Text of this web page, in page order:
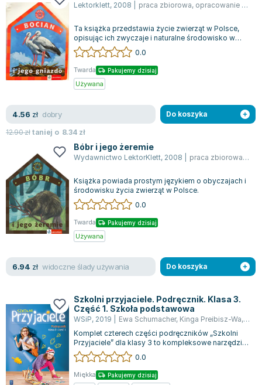
Lektorklett, 2008 praca zbiorowa, opracowanie zbiorowe
Ta książka przedstawia życie zwierząt w Polsce,
opisując ich zwyczaje i naturalne środowisko w
przystępny sposób. Autor wprowadza...
0.0
Twarda Pakujemy dzisiaj
Używana
4.56 zł dobry
12.90złtaniej o 8.34 zł
Do koszyka
Bóbr i jego żeremie
Wydawnictwo LektorKlett, 2008 praca zbiorowa
,
Książka powiada prostym językiem o obyczajach i
środowisku życia zwierząt w Polsce.
0.0
Twarda Pakujemy dzisiaj
Używana
6.94 zł widoczne ślady używania Do koszyka
Szkolni przyjaciele. Podręcznik. Klasa 3.
Część 1. Szkoła podstawowa
WSiP, 2019 Ewa Schumacher, Kinga Preibisz-Wa,
Komplet czterech części podręczników „Szkolni
Przyjaciele” dla klasy 3 to kompleksowe narzędzie
do nauki, obejmujące edukację polo...
0.0
Miękka Pakujemy dzisiaj